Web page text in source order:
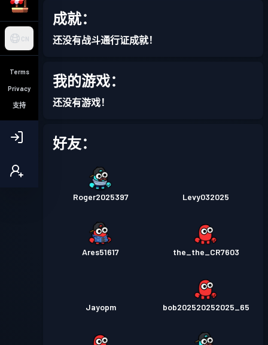
CN
Terms
Privacy
支持
成就：
还没有战斗通行证成就！
我的游戏：
还没有游戏！
好友：
Roger2025397 Levy032025
Ares51617 the_the_CR7603
Jayopm bob202520252025_65